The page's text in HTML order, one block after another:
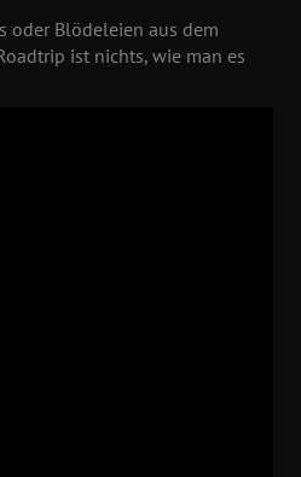
oder Blödeleien aus dem
ist nichts, wie man es